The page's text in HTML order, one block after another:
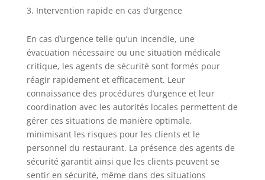
Intervention rapide en cas d’urgence
En cas d’urgence telle qu’un incendie, une
évacuation nécessaire ou une situation médicale
critique, les agents de sécurité sont formés pour
réagir rapidement et efficacement. Leur
connaissance des procédures d’urgence et leur
coordination avec les autorités locales permettent de
gérer ces situations de manière optimale,
minimisant les risques pour les clients et le
personnel du restaurant. La présence des agents de
sécurité garantit ainsi que les clients peuvent se
sentir en sécurité, même dans des situations